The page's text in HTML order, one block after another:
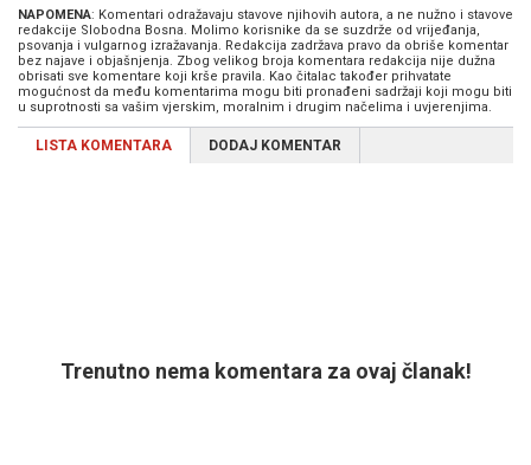
NAPOMENA: Komentari odražavaju stavove njihovih autora, a ne nužno i stavove
redakcije Slobodna Bosna. Molimo korisnike da se suzdrže od vrijeđanja,
psovanja i vulgarnog izražavanja. Redakcija zadržava pravo da obriše komentar
bez najave i objašnjenja. Zbog velikog broja komentara redakcija nije dužna
obrisati sve komentare koji krše pravila. Kao čitalac također prihvatate
mogućnost da među komentarima mogu biti pronađeni sadržaji koji mogu biti
u suprotnosti sa vašim vjerskim, moralnim i drugim načelima i uvjerenjima.
LISTA KOMENTARA DODAJ KOMENTAR
Trenutno nema komentara za ovaj članak!